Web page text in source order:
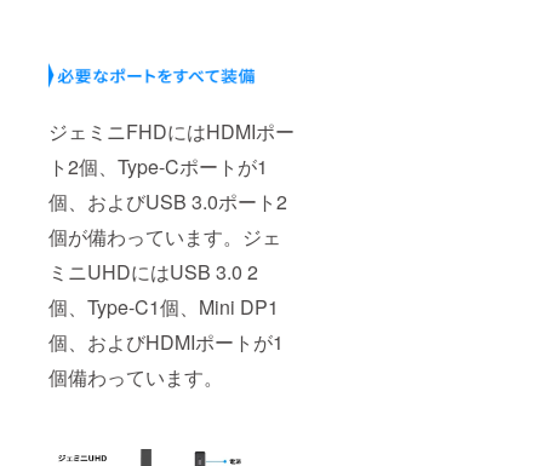
ジェミニFHDにはHDMIポー
ト2個、Type-Cポートが1
個、およびUSB 3.0ポート2
個が備わっています。ジェ
ミニUHDにはUSB 3.0 2
個、Type-C1個、Mini DP1
個、およびHDMIポートが1
個備わっています。